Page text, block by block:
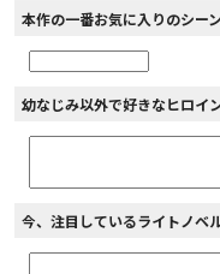
本作の一番お気に入りのシー
幼なじみ以外で好きなヒロイ
今、注目しているライトノベ